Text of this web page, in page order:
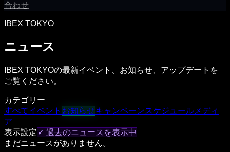
合わせ
IBEX TOKYO
ニュース
IBEX TOKYOの最新イベント、お知らせ、アップデートを
ご覧ください。
カテゴリー
すべてイベント お知らせキャンペーンスケジュール メディ
ア
表示設定 ✓ 過去のニュースを表示中
まだニュースがありません。